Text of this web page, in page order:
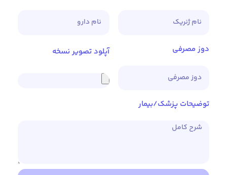
دوز مصرفی آپلود تصویر نسخه
توضیحات پزشک/بیمار